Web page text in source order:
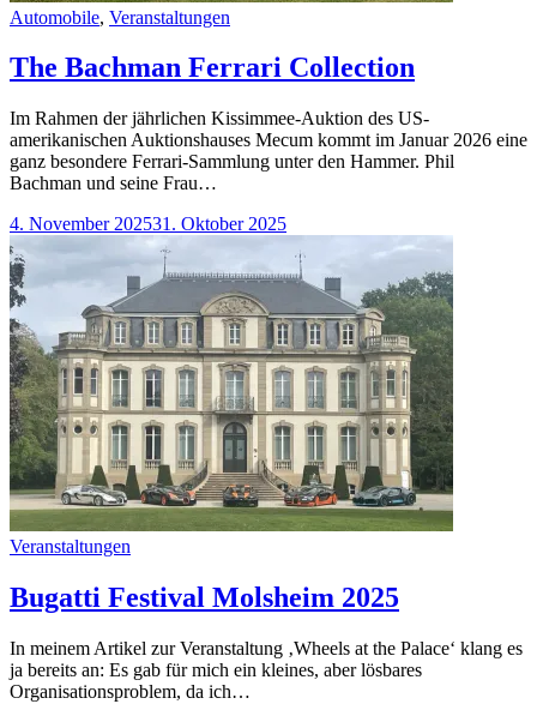
Categories
Automobile, Veranstaltungen
The Bachman Ferrari Collection
Im Rahmen der jährlichen Kissimmee-Auktion des US-
amerikanischen Auktionshauses Mecum kommt im Januar 2026 eine
ganz besondere Ferrari-Sammlung unter den Hammer. Phil
Bachman und seine Frau…
4. November 202531. Oktober 2025
Categories
Veranstaltungen
Bugatti Festival Molsheim 2025
In meinem Artikel zur Veranstaltung ‚Wheels at the Palace‘ klang es
ja bereits an: Es gab für mich ein kleines, aber lösbares
Organisationsproblem, da ich…